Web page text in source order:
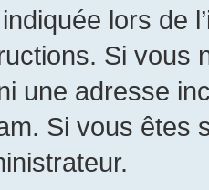
lors de
Si vous
une adresse
Si vous êtes